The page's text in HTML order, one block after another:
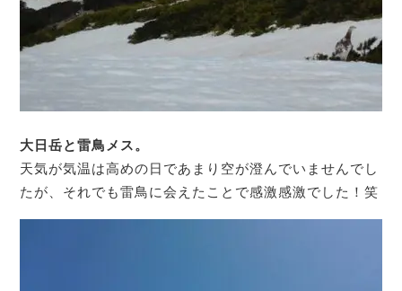
大日岳と雷鳥メス。
天気が気温は高めの日であまり空が澄んでいませんでし
たが、それでも雷鳥に会えたことで感激感激でした！笑